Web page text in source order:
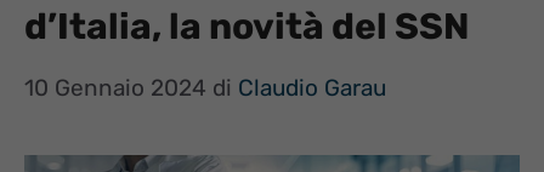
d’Italia, la novità del SSN
10 Gennaio 2024 di Claudio Garau